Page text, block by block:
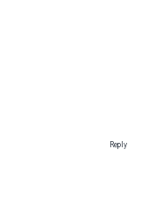
Reply